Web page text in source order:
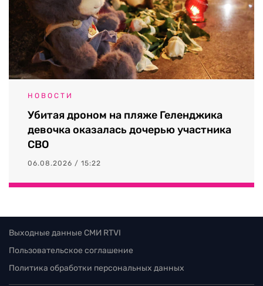
НОВОСТИ
Убитая дроном на пляже Геленджика
девочка оказалась дочерью участника
СВО
06.08.2026 / 15:22
Выходные данные СМИ RTVI
Пользовательское соглашение
Политика обработки персональных данных